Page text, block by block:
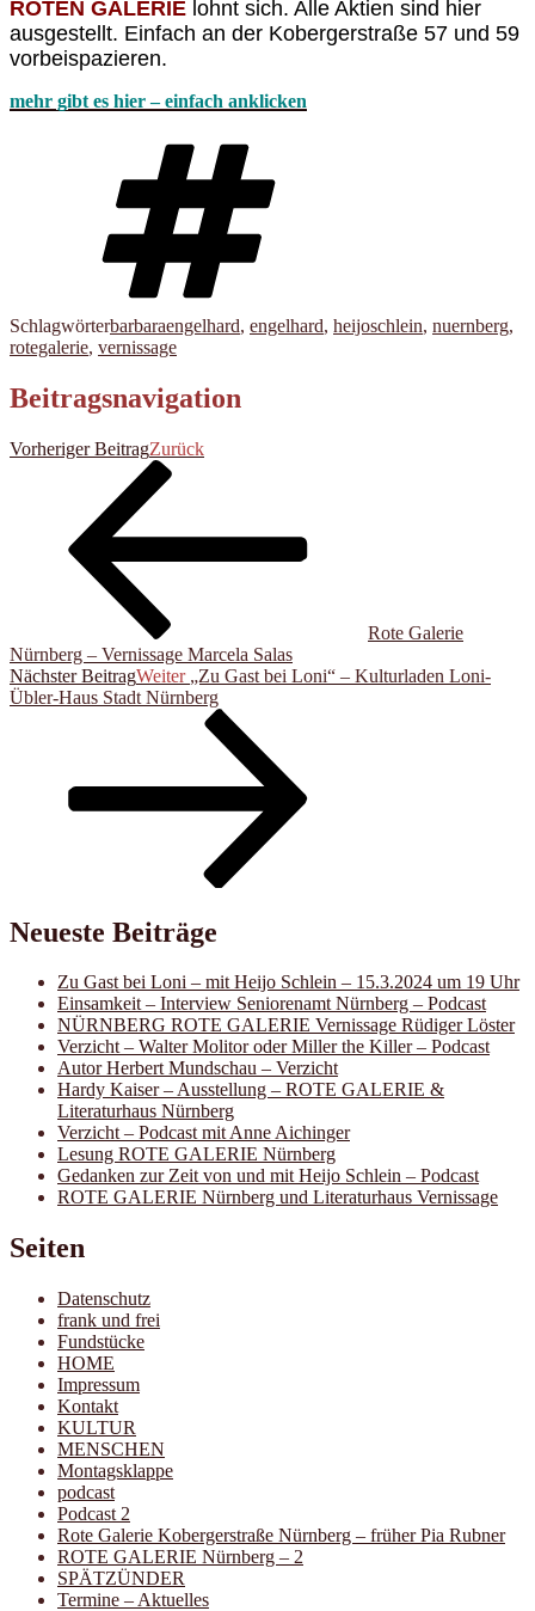
ROTEN GALERIE lohnt sich. Alle Aktien sind hier
ausgestellt. Einfach an der Kobergerstraße 57 und 59
vorbeispazieren.
mehr gibt es hier – einfach anklicken
Schlagwörterbarbaraengelhard, engelhard, heijoschlein, nuernberg,
rotegalerie, vernissage
Beitragsnavigation
Vorheriger BeitragZurück
Rote Galerie
Nürnberg – Vernissage Marcela Salas
Nächster BeitragWeiter „Zu Gast bei Loni“ – Kulturladen Loni-
Übler-Haus Stadt Nürnberg
Neueste Beiträge
Zu Gast bei Loni – mit Heijo Schlein – 15.3.2024 um 19 Uhr
Einsamkeit – Interview Seniorenamt Nürnberg – Podcast
NÜRNBERG ROTE GALERIE Vernissage Rüdiger Löster
Verzicht – Walter Molitor oder Miller the Killer – Podcast
Autor Herbert Mundschau – Verzicht
Hardy Kaiser – Ausstellung – ROTE GALERIE &
Literaturhaus Nürnberg
Verzicht – Podcast mit Anne Aichinger
Lesung ROTE GALERIE Nürnberg
Gedanken zur Zeit von und mit Heijo Schlein – Podcast
ROTE GALERIE Nürnberg und Literaturhaus Vernissage
Seiten
Datenschutz
frank und frei
Fundstücke
HOME
Impressum
Kontakt
KULTUR
MENSCHEN
Montagsklappe
podcast
Podcast 2
Rote Galerie Kobergerstraße Nürnberg – früher Pia Rubner
ROTE GALERIE Nürnberg – 2
SPÄTZÜNDER
Termine – Aktuelles